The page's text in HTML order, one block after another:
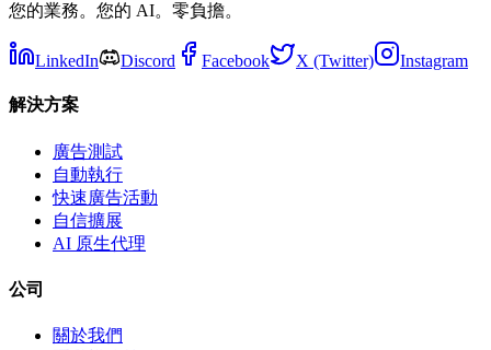
您的業務。您的 AI。零負擔。
LinkedIn Discord Facebook X (Twitter) Instagram
解決方案
廣告測試
自動執行
快速廣告活動
自信擴展
AI 原生代理
公司
關於我們